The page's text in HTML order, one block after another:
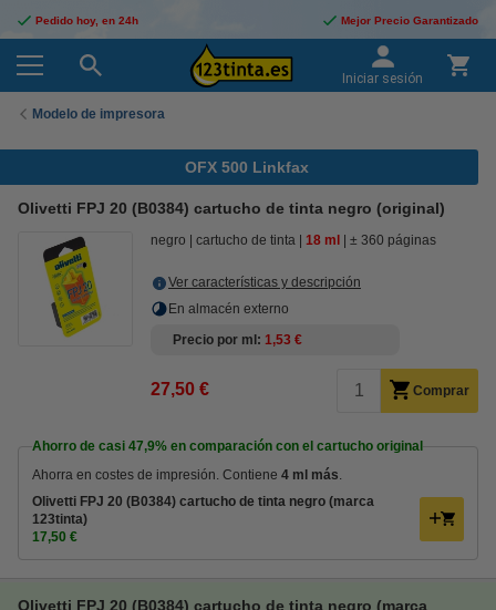
Pedido hoy, en 24h Mejor Precio Garantizado
Iniciar sesión
Modelo de impresora
OFX 500 Linkfax
Olivetti FPJ 20 (B0384) cartucho de tinta negro (original)
negro cartucho de tinta 18 ml ± 360 páginas
Ver características y descripción
En almacén externo
Precio por ml
1,53 €
27,50 € Comprar
Ahorro de casi 47,9% en comparación con el cartucho original
Ahorra en costes de impresión. Contiene 4 ml más.
Olivetti FPJ 20 (B0384) cartucho de tinta negro (marca
123tinta)
17,50 €
Olivetti FPJ 20 (B0384) cartucho de tinta negro (marca